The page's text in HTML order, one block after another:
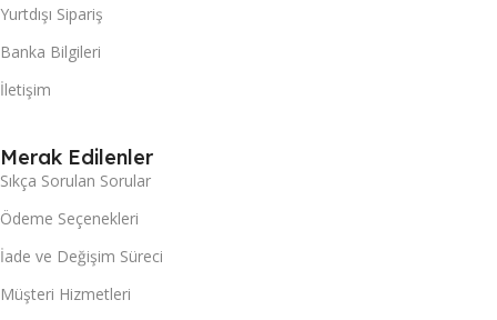
Yurtdışı Sipariş
Banka Bilgileri
İletişim
Merak Edilenler
Sıkça Sorulan Sorular
Ödeme Seçenekleri
İade ve Değişim Süreci
Müşteri Hizmetleri